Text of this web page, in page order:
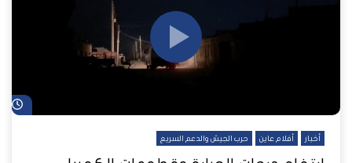
أخبار أفلام عاين حرب الجيش والدعم السريع